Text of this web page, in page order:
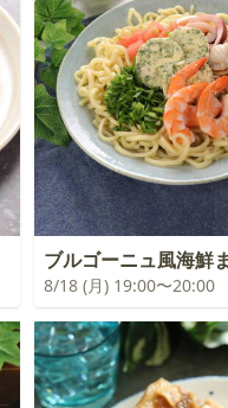
ブルゴーニュ風海鮮
8/18 (月) 19:00〜20:00